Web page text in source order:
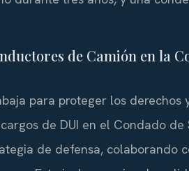
de Camión en la
para proteger los
de DUI en el Condado de
de defensa, colaborando